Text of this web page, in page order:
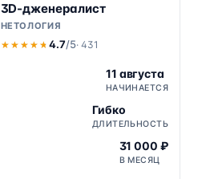
3D-дженералист
НЕТОЛОГИЯ
★★★★★
★★★★★ 4.7/5· 431
11 августа
НАЧИНАЕТСЯ
Гибко
ДЛИТЕЛЬНОСТЬ
31 000 ₽
В МЕСЯЦ